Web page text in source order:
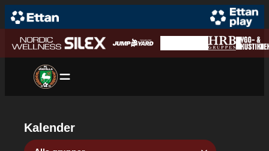
Hoppa till innehåll
Hoppa
till
innehåll
Kalender
Grupp
Aktivitetstyp